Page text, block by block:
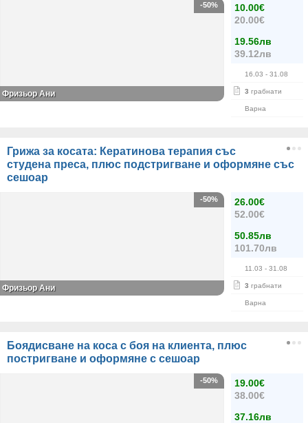
10.00€
20.00€
19.56лв
39.12лв
16.03 - 31.08
3 грабнати
Варна
-50%
Фризьор Ани
Грижа за косата: Кератинова терапия със
студена преса, плюс подстригване и оформяне със
сешоар
26.00€
52.00€
50.85лв
101.70лв
11.03 - 31.08
3 грабнати
Варна
-50%
Фризьор Ани
Боядисване на коса с боя на клиента, плюс
постригване и оформяне с сешоар
19.00€
38.00€
37.16лв
-50%